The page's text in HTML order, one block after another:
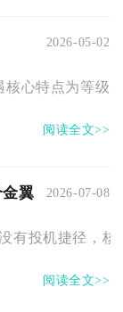
2026-05-02
核心特点为等级
阅读全文>>
翼 2026-07-08
有投机捷径，
阅读全文>>